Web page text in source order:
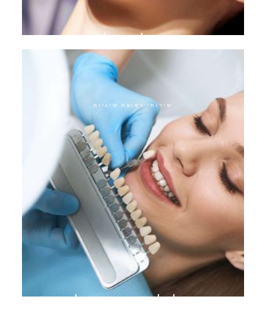
טיפול ביופילם
שירותי רפואת שיניים
מעבר להלבנת שיניים אולטרה